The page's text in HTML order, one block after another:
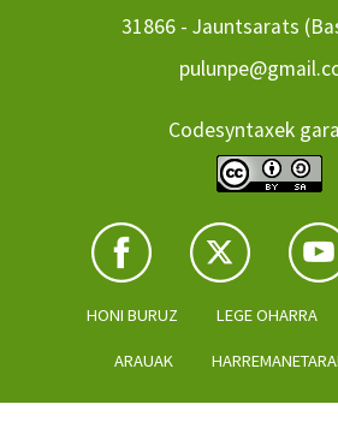
31866 - Jauntsarats
Codesyntaxek
HONI BURUZ LEGE OHARRA
ARAUAK